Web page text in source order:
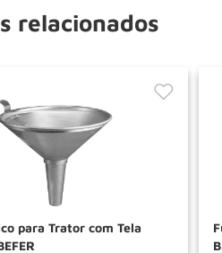
relacionados
para Trator com Tela